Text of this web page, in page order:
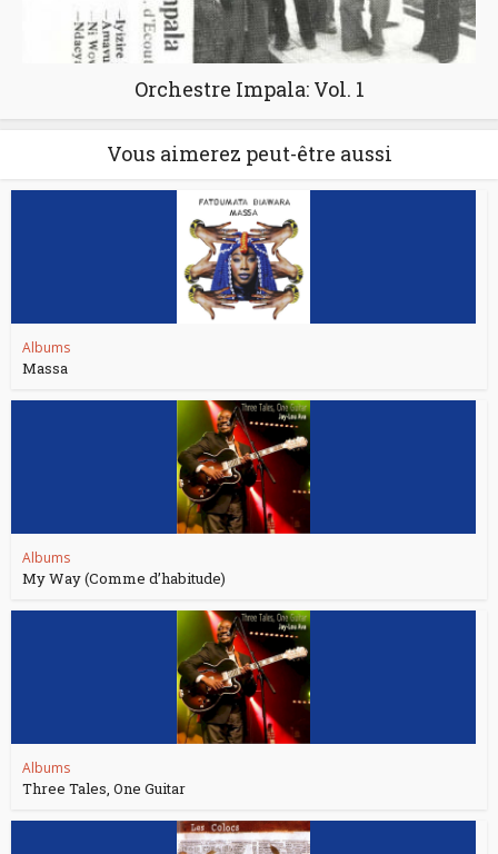
Orchestre Impala: Vol. 1
Vous aimerez peut-être aussi
Albums
Massa
Albums
My Way (Comme d’habitude)
Albums
Three Tales, One Guitar